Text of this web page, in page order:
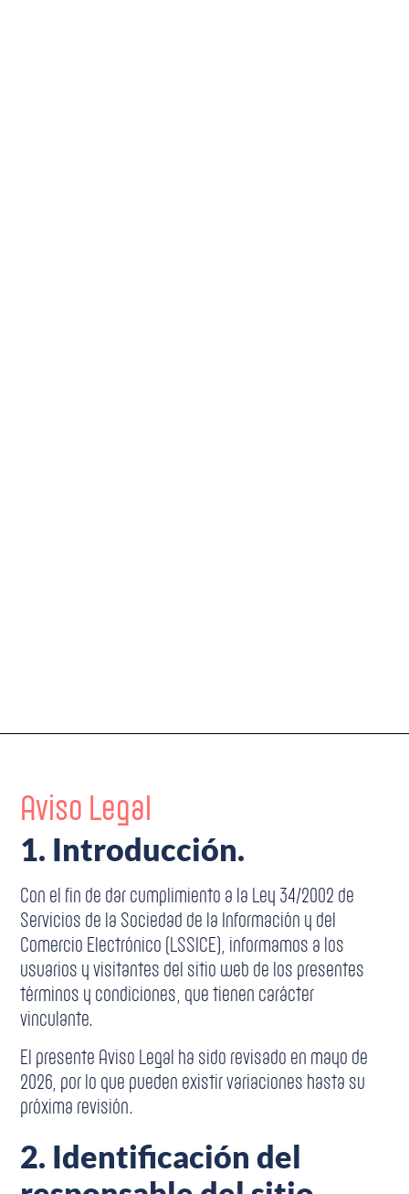
Aviso Legal
1. Introducción.
Con el fin de dar cumplimiento a la Ley 34/2002 de
Servicios de la Sociedad de la Información y del
Comercio Electrónico (LSSICE), informamos a los
usuarios y visitantes del sitio web de los presentes
términos y condiciones, que tienen carácter
vinculante.
El presente Aviso Legal ha sido revisado en mayo de
2026, por lo que pueden existir variaciones hasta su
próxima revisión.
2. Identificación del